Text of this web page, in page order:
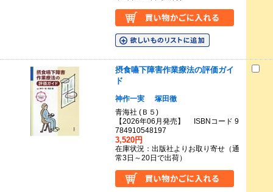
摂食嚥下障害作業療法の評価ガイ
ド
神作一実
塚田徹
青海社 (Ｂ５)
【2026年06月発売】 ISBNコード 9
784910548197
3,520円
在庫状況：出版社よりお取り寄せ（通
常3日～20日で出荷）